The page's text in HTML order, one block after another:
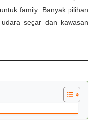
family. Banyak pilihan
segar dan kawasan